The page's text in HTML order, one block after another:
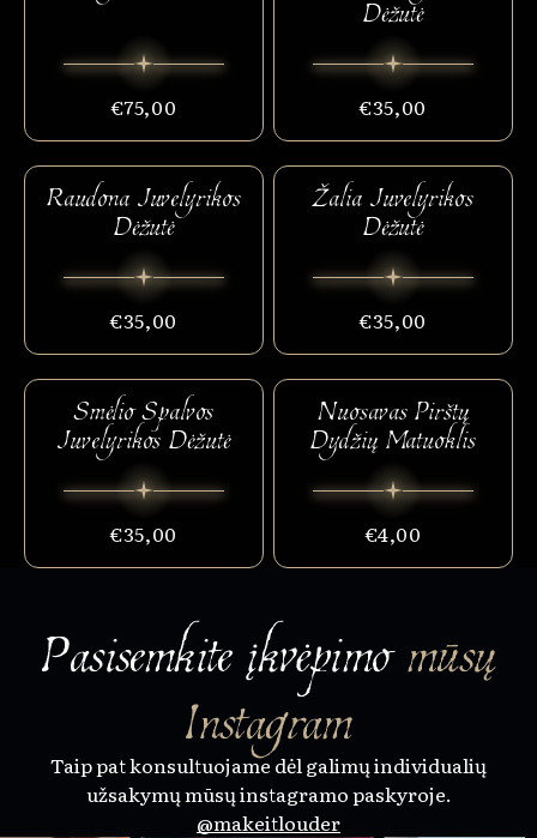
€75,00
Dėžutė
€35,00
Raudona Juvelyrikos
Dėžutė
€35,00
Žalia Juvelyrikos
Dėžutė
€35,00
Smėlio Spalvos
Juvelyrikos Dėžutė
€35,00
Nuosavas Pirštų
Dydžių Matuoklis
€4,00
Pasisemkite įkvėpimomūsų
Instagram
Taip pat konsultuojame dėl galimų individualių
užsakymų mūsų instagramo paskyroje.
@makeitlouder